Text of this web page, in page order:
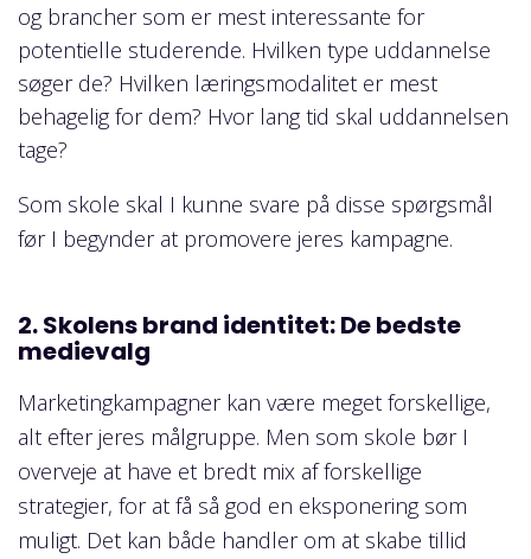
og brancher som er mest interessante for
potentielle studerende. Hvilken type uddannelse
søger de? Hvilken læringsmodalitet er mest
behagelig for dem? Hvor lang tid skal uddannelsen
tage?
Som skole skal I kunne svare på disse spørgsmål
før I begynder at promovere jeres kampagne.
2. Skolens brand identitet: De bedste
medievalg
Marketingkampagner kan være meget forskellige,
alt efter jeres målgruppe. Men som skole bør I
overveje at have et bredt mix af forskellige
strategier, for at få så god en eksponering som
muligt. Det kan både handler om at skabe tillid